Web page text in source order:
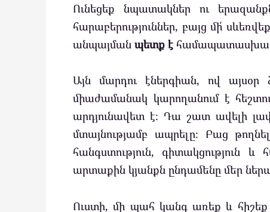
Ունեցեք նպատակներ ու
հարաբերություններ, բայց մի՛
անպայման պետք է
Այն մարդու էներգիան, ով
միաժամանակ կարողանում է
արդյունավետ է։ Դա շատ ավելի լավ
մտայնությամբ ապրելը։ Բաց
հանգստություն, գիտակցություն
արտաքին կյանքն ընդամենը մեր
Ուստի, մի պահ կանգ առեք և